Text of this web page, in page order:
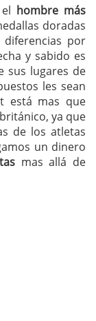
hombre más
doradas
por
y sabido es
sus lugares de
les sean
está mas que
ya que
de los atletas
un dinero
mas allá de